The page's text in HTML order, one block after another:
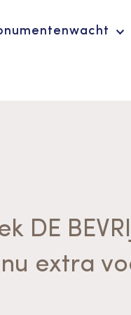
DE
extra